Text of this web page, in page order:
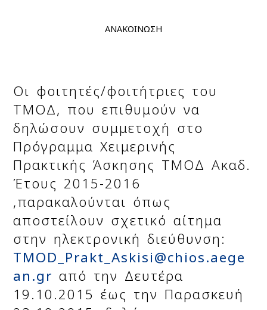
ΑΝΑΚΟΙΝΩΣΗ
Οι φοιτητές/φοιτήτριες του
ΤΜΟΔ, που επιθυμούν να
δηλώσουν συμμετοχή στο
Πρόγραμμα Χειμερινής
Πρακτικής Άσκησης ΤΜΟΔ Ακαδ.
Έτους 2015-2016
,παρακαλούνται όπως
αποστείλουν σχετικό αίτημα
στην ηλεκτρονική διεύθυνση:
TMOD_Prakt_Askisi@chios.aege
an.gr από την Δευτέρα
19.10.2015 έως την Παρασκευή